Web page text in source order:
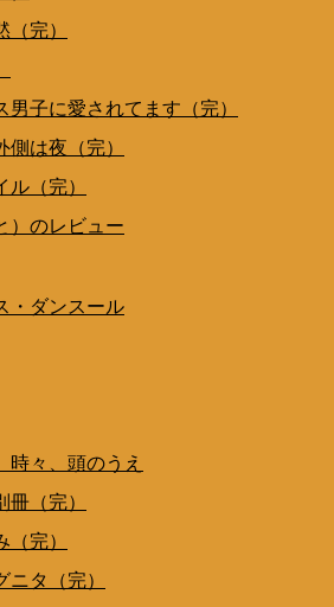
完）
男子に愛されてます（完）
側は夜（完）
（完）
）のレビュー
・ダンスール
時々、頭のうえ
冊（完）
完）
ニタ（完）